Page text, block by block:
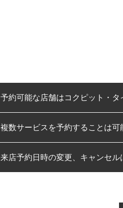
予約可能な店舗はコクピット・タ
コクピット・タイヤ館のみとな
複数サービスを予約することは可
複数サービスのご予約は可能です
来店予約日時の変更、キャンセル